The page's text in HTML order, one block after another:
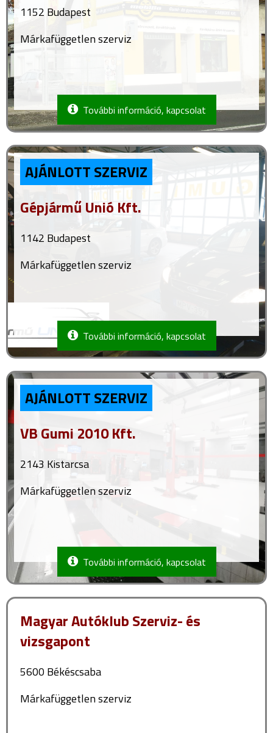
1152 Budapest
Márkafüggetlen szerviz
További információ, kapcsolat
AJÁNLOTT SZERVIZ
Gépjármű Unió Kft.
1142 Budapest
Márkafüggetlen szerviz
További információ, kapcsolat
AJÁNLOTT SZERVIZ
VB Gumi 2010 Kft.
2143 Kistarcsa
Márkafüggetlen szerviz
További információ, kapcsolat
Magyar Autóklub Szerviz- és
vizsgapont
5600 Békéscsaba
Márkafüggetlen szerviz